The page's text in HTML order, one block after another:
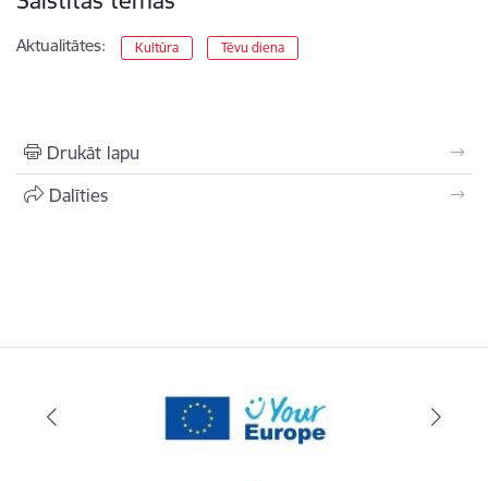
Aktualitātes: Kultūra Tēvu diena
Drukāt lapu
Dalīties